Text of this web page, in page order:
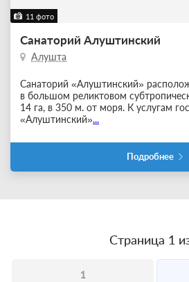
11 фото
Санаторий Алуштинский
Алушта
Санаторий «Алуштинский»
в большом реликтовом
14 га, в 350 м. от моря. К услугам
«Алуштинский»...
Подробнее
Страница 1
1